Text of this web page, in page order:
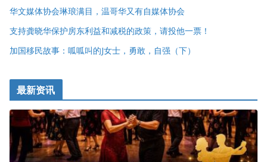
华文媒体协会琳琅满目，温哥华又有自媒体协会
支持龚晓华保护房东利益和减税的政策，请投他一票！
加国移民故事：呱呱叫的J女士，勇敢，自强（下）
最新资讯